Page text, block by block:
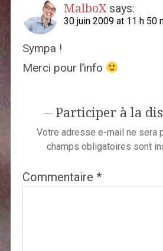
MalboX says:
30 juin 2009 at 11 h 50
Sympa !
Merci pour l’info
Participer à la
Votre adresse e-mail ne sera
champs obligatoires sont
Commentaire *